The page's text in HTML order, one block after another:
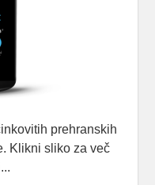
Simb
Collective
prehranskih
Klikni sliko za več